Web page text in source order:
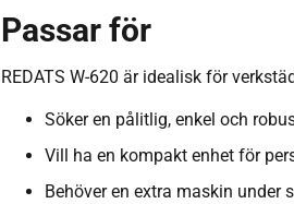
Passar för
REDATS W-620 är idealisk för
Söker en pålitlig, enkel och
Vill ha en kompakt enhet för
Behöver en extra maskin under